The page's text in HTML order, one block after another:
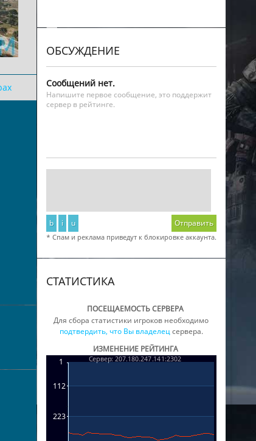
ОБСУЖДЕНИЕ
Сообщений нет.
Напишите первое сообщение, это поддержит
сервер в рейтинге.
b i u Отправить
* Спам и реклама приведут к блокировке аккаунта.
СТАТИСТИКА
ПОСЕЩАЕМОСТЬ СЕРВЕРА
Для сбора статистики игроков необходимо
подтвердить, что Вы владелецсервера.
ИЗМЕНЕНИЕ РЕЙТИНГА